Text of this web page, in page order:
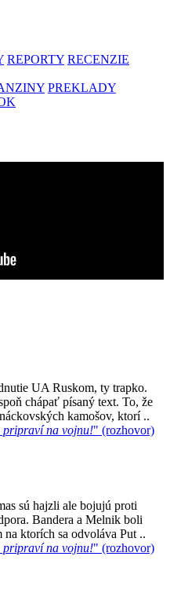
REPORTY RECENZIE
PREKLADY
UA Ruskom, ty trapko.
chápať písaný text. To, že
kamošov, ktorí ..
pripraví na vojnu!" (rozhovor)
sú hajzli ale bojujú proti
Bandera a Melnik boli
ktorích sa odvoláva Put ..
pripraví na vojnu!" (rozhovor)